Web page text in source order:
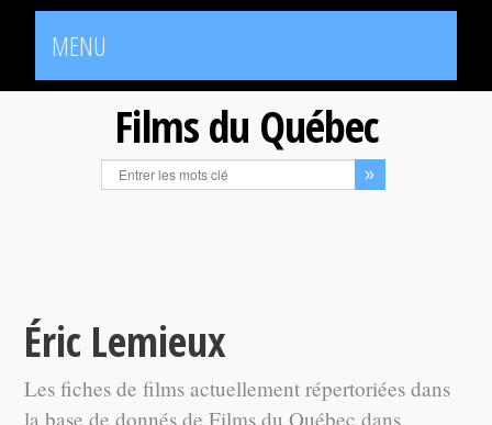
MENU
Films du Québec
Éric Lemieux
Les fiches de films actuellement répertoriées dans
la base de donnés de Films du Québec dans